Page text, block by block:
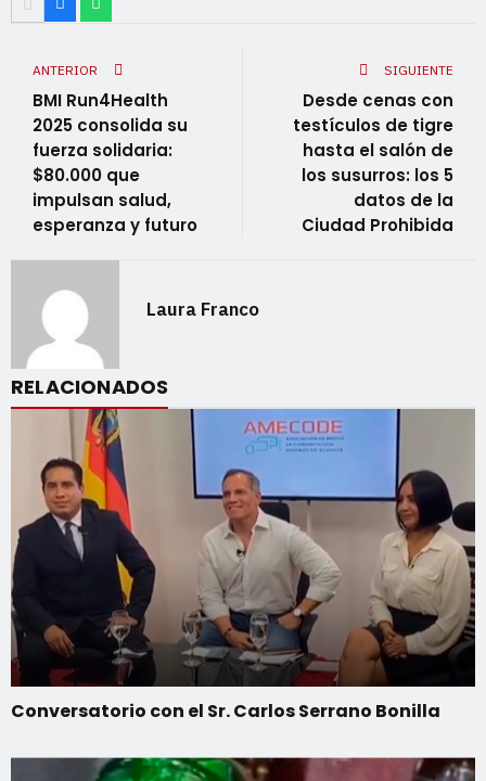
ANTERIOR
BMI Run4Health
2025 consolida su
fuerza solidaria:
$80.000 que
impulsan salud,
esperanza y futuro
SIGUIENTE
Desde cenas con
testículos de tigre
hasta el salón de
los susurros: los 5
datos de la
Ciudad Prohibida
Laura Franco
RELACIONADOS
Conversatorio con el Sr. Carlos Serrano Bonilla